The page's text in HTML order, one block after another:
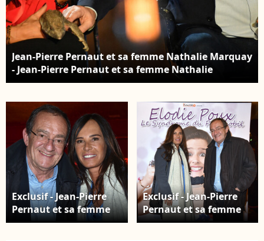
Jean-Pierre Pernaut et sa femme Nathalie Marquay
- Jean-Pierre Pernaut et sa femme Nathalie
Marquay lors de l'enregistrement de l'émission
diffusée le 5 février 2022 sur la chaine Animaux.
L'ancien présentateur du journal de 13h vient de
révéler d'être atteint d'un cancer du poumon ©
Veeren/Bestimage
Exclusif - Jean-Pierre
Pernaut et sa femme
Nathalie Marquay - Les
Exclusif - Jean-Pierre
Pernaut et sa femme
Nathalie Marquay - Les